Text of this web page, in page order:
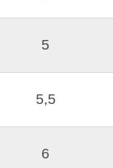
5
5,5
6